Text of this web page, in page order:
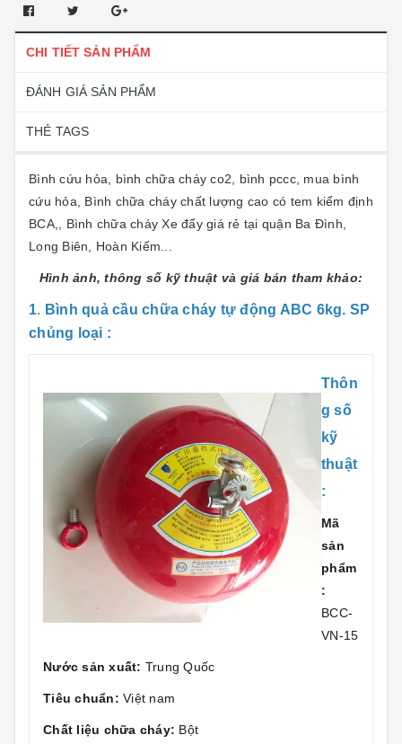
CHI TIẾT SẢN PHẨM
ĐÁNH GIÁ SẢN PHẨM
THẺ TAGS
Bình cứu hỏa, bình chữa cháy co2, bình pccc, mua bình
cứu hỏa, Bình chữa cháy chất lượng cao có tem kiểm định
BCA,, Bình chữa cháy Xe đẩy giá rẻ tại quận Ba Đình,
Long Biên, Hoàn Kiếm...
Hình ảnh, thông số kỹ thuật và giá bán tham khảo:
1. Bình quả cầu chữa cháy tự động ABC 6kg. SP
chủng loại :
Thôn
g số
kỹ
thuật
:
Mã
sản
phẩm
:
BCC-
VN-15
Nước sản xuất: Trung Quốc
Tiêu chuẩn: Việt nam
Chất liệu chữa cháy: Bột